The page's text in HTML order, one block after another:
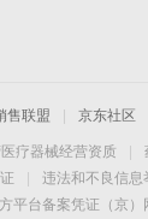
售联盟 京东社区
疗器械经营资质
违法和不良信
平台备案凭证（京